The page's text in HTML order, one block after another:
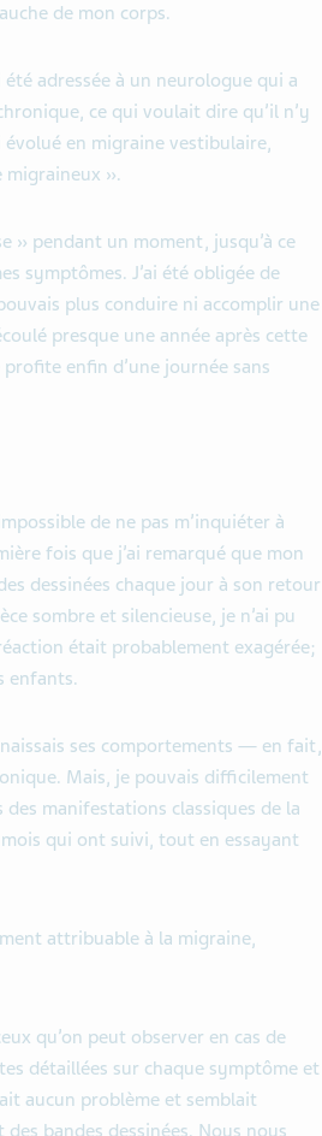
de mon corps.
adressée à un neurologue qui a
ce qui voulait dire qu’il n’y
évolué en migraine vestibulaire,
migraineux ».
» pendant un moment, jusqu’à ce
symptômes. J’ai été obligée de
plus conduire ni accomplir une
presque une année après cette
enfin d’une journée sans
de ne pas m’inquiéter à
fois que j’ai remarqué que mon
dessinées chaque jour à son retour
sombre et silencieuse, je n’ai pu
était probablement exagérée;
enfants.
ses comportements — en fait,
Mais, je pouvais difficilement
manifestations classiques de la
qui ont suivi, tout en essayant
attribuable à la migraine,
qu’on peut observer en cas de
détaillées sur chaque symptôme et
aucun problème et semblait